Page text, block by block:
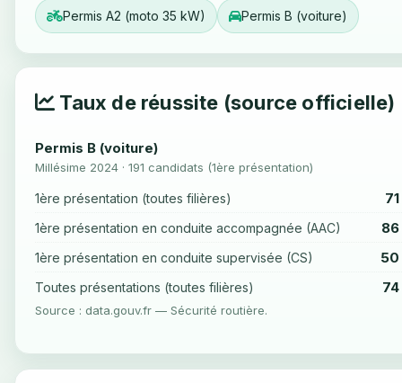
Permis A2 (moto 35 kW) Permis B (voiture)
Taux de réussite (source officielle)
Permis B (voiture)
Millésime 2024 · 191 candidats (1ère présentation)
1ère présentation (toutes filières)
1ère présentation en conduite accompagnée (AAC) 86
1ère présentation en conduite supervisée (CS) 50
Toutes présentations (toutes filières)
Source : data.gouv.fr — Sécurité routière.